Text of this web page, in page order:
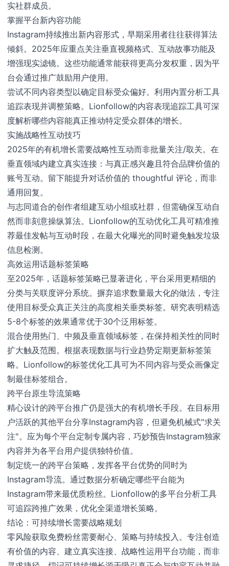
实社群成员。
掌握平台新内容功能
Instagram持续推出新内容形式，早期采用者往往获得算法
倾斜。2025年应重点关注垂直视频格式、互动故事功能及
增强现实滤镜。这些功能通常能获得更高分发权重，因为平
台会通过推广鼓励用户使用。
尝试不同内容类型以确定目标受众偏好。利用内置分析工具
追踪表现并调整策略。Lionfollow的内容表现追踪工具可深
度解析哪些内容能真正推动特定受众群体的增长。
实施战略性互动技巧
2025年的有机增长需要战略性互动而非批量关注/取关。在
垂直领域内建立真实连接：与真正感兴趣且符合品牌价值的
账号互动。留下能提升对话价值的 thoughtful 评论，而非
通用回复。
与志同道合的创作者组建互动小组或社群，但需确保互动自
然而非刻意操纵算法。Lionfollow的互动优化工具可精准推
荐最佳发帖与互动时段，在最大化曝光的同时避免触发垃圾
信息检测。
高效运用话题标签策略
至2025年，话题标签策略已显著进化，平台采用更精细的
分类与关联度评分系统。摒弃追求数量最大化的做法，专注
使用目标受众真正关注的高度相关垂类标签。研究表明精选
5-8个标签的效果通常优于30个泛用标签。
混合使用热门、中频及垂直领域标签，在保持相关性的同时
扩大触及范围。根据表现数据与行业趋势定期更新标签策
略。Lionfollow的标签优化工具可为不同内容与受众画像定
制最佳标签组合。
跨平台原生导流策略
精心设计的跨平台推广仍是强大的有机增长手段。在目标用
户活跃的其他平台分享Instagram内容，但避免机械式"求关
注"。应为每个平台定制专属内容，巧妙预告Instagram独家
内容并为各平台用户提供独特价值。
制定统一的跨平台策略，发挥各平台优势的同时为
Instagram导流。通过数据分析确定哪些平台能为
Instagram带来最优质粉丝。Lionfollow的多平台分析工具
可追踪跨推广效果，优化全渠道增长策略。
结论：可持续增长需要战略规划
零风险获取免费粉丝需要耐心、策略与持续投入。专注创造
有价值的内容、建立真实连接、战略性运用平台功能，而非